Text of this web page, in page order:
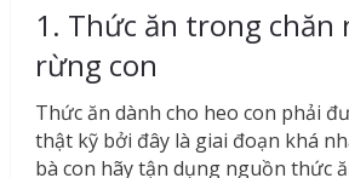
1. Thức ăn trong chăn
rừng con
Thức ăn dành cho heo con phải
thật kỹ bởi đây là giai đoạn khá
bà con hãy tận dụng nguồn thức